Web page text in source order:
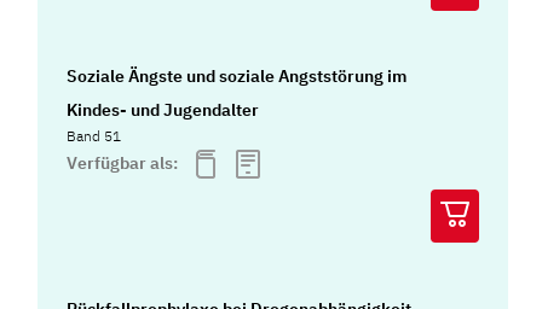
Soziale Ängste und soziale Angststörung im
Kindes- und Jugendalter
Band 51
Verfügbar als: